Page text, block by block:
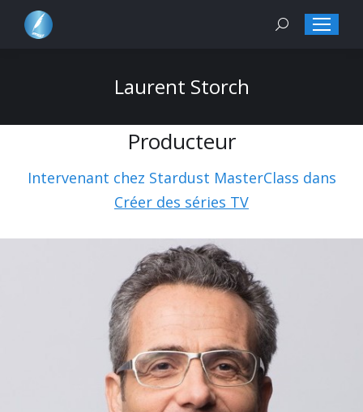
Search:
Laurent Storch
Producteur
Intervenant chez Stardust MasterClass dans
Créer des séries TV